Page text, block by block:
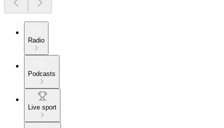
Radio
Podcasts
Live sport